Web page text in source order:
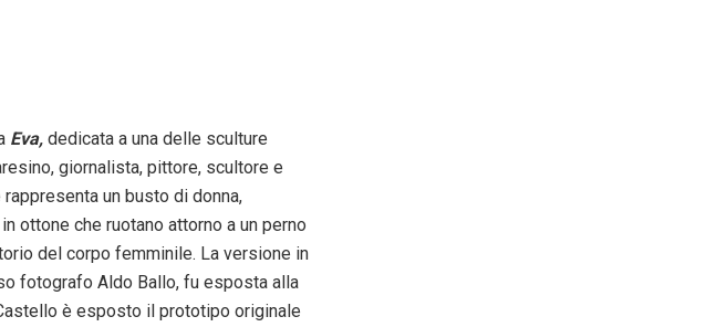
Eva, dedicata a una delle sculture
giornalista, pittore, scultore e
un busto di donna,
ottone che ruotano attorno a un perno
del corpo femminile. La versione in
fotografo Aldo Ballo, fu esposta alla
è esposto il prototipo originale